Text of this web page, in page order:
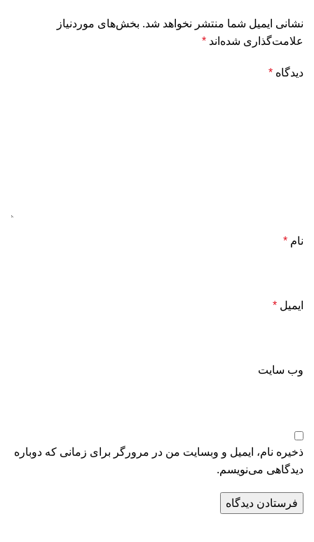
نشانی ایمیل شما منتشر نخواهد شد. بخش‌های موردنیاز
علامت‌گذاری شده‌اند *
دیدگاه *
نام *
ایمیل *
وب‌ سایت
ذخیره نام، ایمیل و وبسایت من در مرورگر برای زمانی که دوباره
دیدگاهی می‌نویسم.